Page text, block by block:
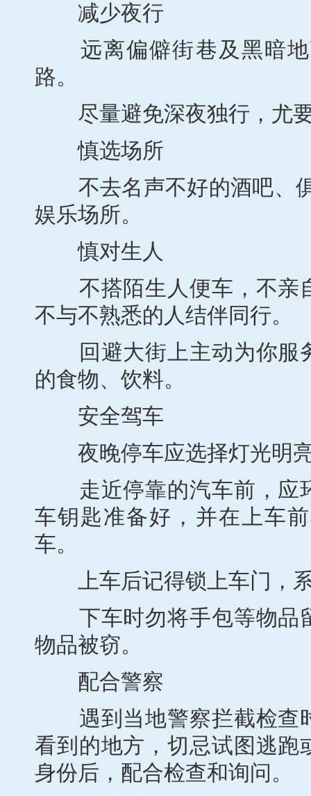
减少夜行
远离偏僻街巷及黑暗地
路。
尽量避免深夜独行，尤要
慎选场所
不去名声不好的酒吧、俱
娱乐场所。
慎对生人
不搭陌生人便车，不亲
不与不熟悉的人结伴同行。
回避大街上主动为你服
的食物、饮料。
安全驾车
夜晚停车应选择灯光明亮
走近停靠的汽车前，应
车钥匙准备好，并在上车
车。
上车后记得锁上车门，
下车时勿将手包等物品
物品被窃。
配合警察
遇到当地警察拦截检查
看到的地方，切忌试图逃跑
身份后，配合检查和询问。